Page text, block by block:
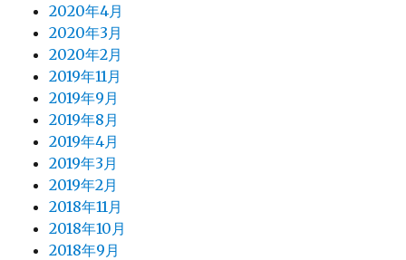
2020年4月
2020年3月
2020年2月
2019年11月
2019年9月
2019年8月
2019年4月
2019年3月
2019年2月
2018年11月
2018年10月
2018年9月